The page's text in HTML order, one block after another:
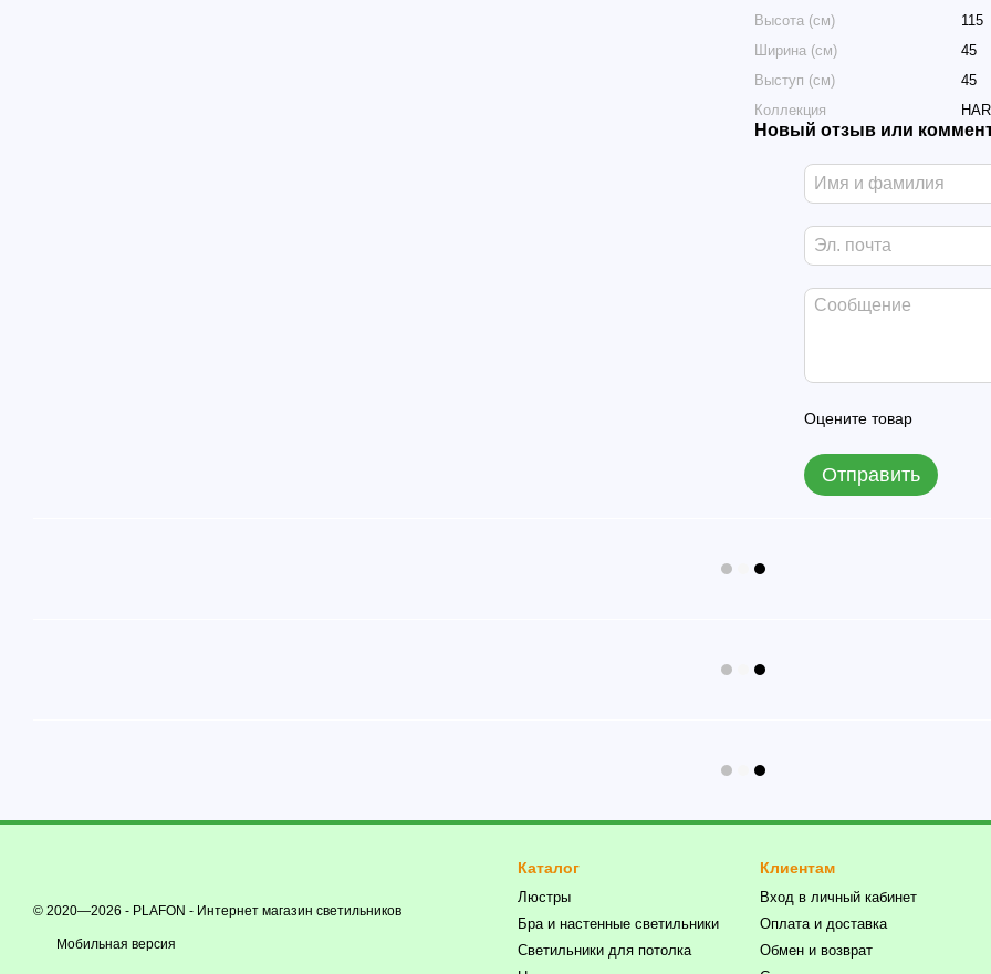
Высота (см)
115
Ширина (см)
45
Выступ (см)
45
Коллекция
Новый отзыв или
Оцените товар
Отправить
© 2020—2026 - PLAFON - Интернет магазин светильников
Мобильная версия
Каталог
Люстры
Бра и настенные светильники
Светильники для потолка
Клиентам
Вход в личный кабинет
Оплата и доставка
Обмен и возврат